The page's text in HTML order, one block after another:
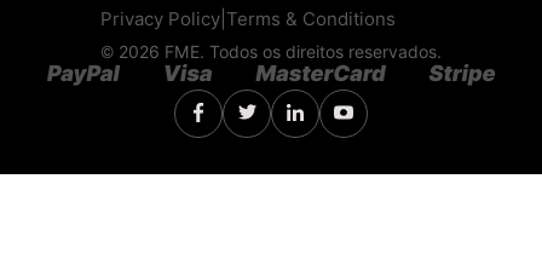
Privacy Policy Terms & Conditions
© 2026 FME. Todos os direitos reservados.